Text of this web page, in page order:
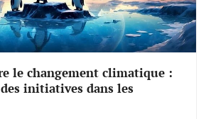
le changement climatique :
initiatives dans les